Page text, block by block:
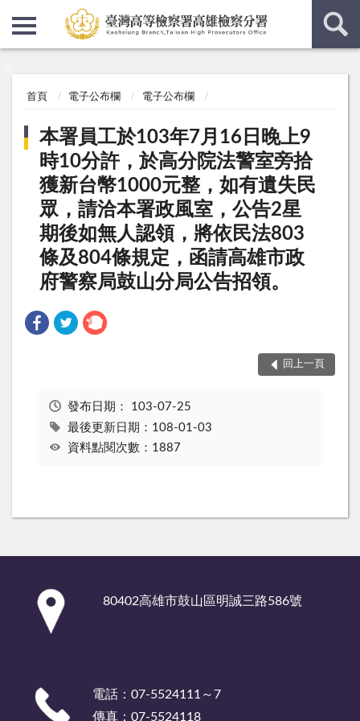
首頁 電子公布欄 電子公布欄
本署員工於103年7月16日晚上9
時10分許，於高分院法警室旁拾
獲新台幣1000元整，如有遺失民
眾，請洽本署政風室，公告2星
期後如無人認領，將依民法803
條及804條規定，函請高雄市政
府警察局鼓山分局公告招領。
回上一頁
發布日期： 103-07-25
最後更新日期：108-01-03
資料點閱次數：1887
80402高雄市鼓山區明誠三路586號
電話：07-5524111～7
傳真：07-5524118